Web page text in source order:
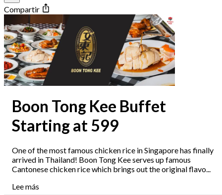
Compartir
Boon Tong Kee Buffet
Starting at 599
One of the most famous chicken rice in Singapore has finally
arrived in Thailand! Boon Tong Kee serves up famous
Cantonese chicken rice which brings out the original flavo...
Lee más